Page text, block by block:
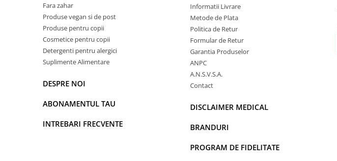
Fara zahar
Produse vegan si de post
Produse pentru copii
Cosmetice pentru copii
Detergenti pentru alergici
Suplimente Alimentare
DESPRE NOI
ABONAMENTUL TAU
INTREBARI FRECVENTE
Informatii Livrare
Metode de Plata
Politica de Retur
Formular de Retur
Garantia Produselor
ANPC
A.N.S.V.S.A.
Contact
DISCLAIMER MEDICAL
BRANDURI
PROGRAM DE FIDELITATE